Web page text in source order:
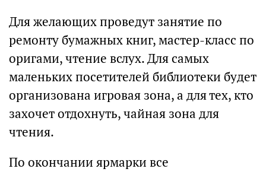
Для желающих проведут занятие по
ремонту бумажных книг, мастер-класс по
оригами, чтение вслух. Для самых
маленьких посетителей библиотеки будет
организована игровая зона, а для тех, кто
захочет отдохнуть, чайная зона для
чтения.
По окончании ярмарки все